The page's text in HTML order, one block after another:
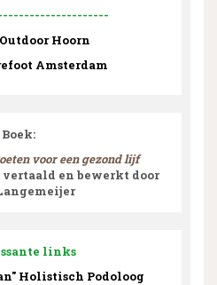
Hoorn
Amsterdam
Boek:
voor een gezond lijf
en bewerkt door
links
Holistisch Podoloog